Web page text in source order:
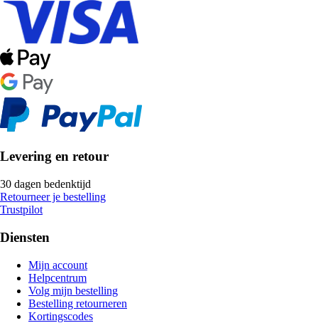
Levering en retour
30 dagen bedenktijd
Retourneer je bestelling
Trustpilot
Diensten
Mijn account
Helpcentrum
Volg mijn bestelling
Bestelling retourneren
Kortingscodes